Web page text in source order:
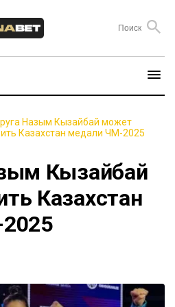
Назым Кызайбай может
Казахстан медали ЧМ-2025
Кызайбай
Казахстан